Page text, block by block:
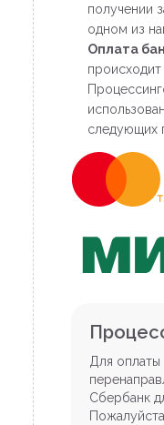
получении
одном из
Оплата
следующих
Для
Сбербанк